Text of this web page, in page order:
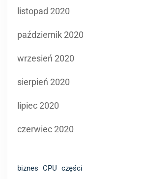
wrzesień 2020
sierpień 2020
lipiec 2020
czerwiec 2020
Dell Vostro 3510 HP ZBook Firefly